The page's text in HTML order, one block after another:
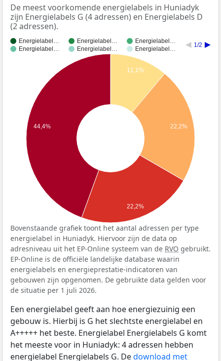
De meest voorkomende energielabels in Huniadyk
zijn Energielabels G (4 adressen) en Energielabels D
(2 adressen).
Energielabel… Energielabel…
Energielabel…
Energielabel…
Energielabel… Energielabel…
1/2
11,1%
22,2%
44,4%
22,2%
Bovenstaande grafiek toont het aantal adressen per type
energielabel in Huniadyk. Hiervoor zijn de data op
adresniveau uit het EP-Online systeem van de RVO gebruikt.
EP-Online is de officiële landelijke database waarin
energielabels en energieprestatie-indicatoren van
gebouwen zijn opgenomen. De gebruikte data gelden voor
de situatie per 1 juli 2026.
Een energielabel geeft aan hoe energiezuinig een
gebouw is. Hierbij is G het slechtste energielabel en
A+++++ het beste. Energielabel Energielabels G komt
het meeste voor in Huniadyk: 4 adressen hebben
energielabel Energielabels G. Dedownload met